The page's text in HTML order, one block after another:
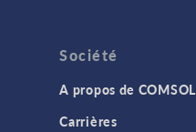
Société
A propos de COMSOL
Carrières